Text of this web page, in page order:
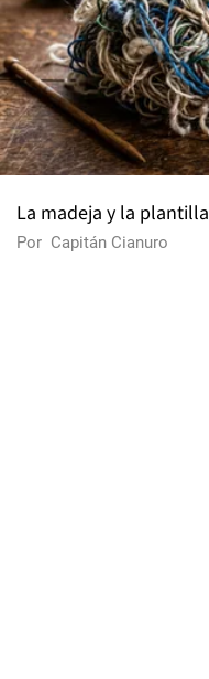
La madeja y la plantilla
Por Capitán Cianuro